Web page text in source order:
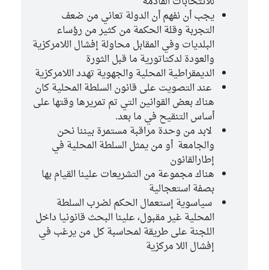
يجب أن نفهم أن الدولة تعاني من ضعف
التجربة وقلة الحكمة من كثير من رؤساء
البلديات وفي المقابل محاولة إفشال اللامركزية
والعودة لدكتاتورية ما قبل الثورة
الديمقراطية المحلية والجهوية تهدد اللامركزية
عند التصويت على قانون السلطة المحلية كان
هناك بعض القوانين التي تم تمريرها وقتها على
أساس التنقيح في ما بعد.
لابد من وحدة مراقبة مستمرة بيننا نحن
والجامعة أو من يمثل السلطة المحلية في
إطارالقانون
هناك مجموعة من التشريعات علينا القيام بها
بصفة استعجالية
سياسوية إستعمال الحكم لضرب السلطة
المحلية غير مقبول، علينا البحث قانونيا داخل
اللجنة على طريقة لمحاسبة كل من يرغب في
إفشال اللا مركزية